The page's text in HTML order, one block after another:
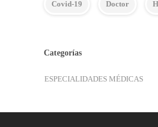
Covid-19 Doctor
Categorías
ESPECIALIDADES MÉDICAS